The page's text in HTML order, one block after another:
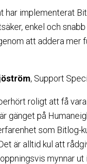
har implementerat
enkel och
att addera mer
, Support
roligt att få
gänget på
som Bitlog-
är alltid kul att
mynnar